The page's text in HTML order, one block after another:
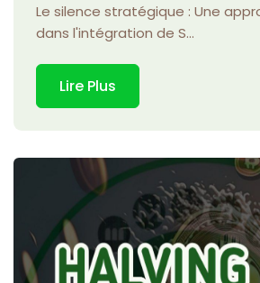
Le silence stratégique : Une
dans l'intégration de S...
Lire Plus